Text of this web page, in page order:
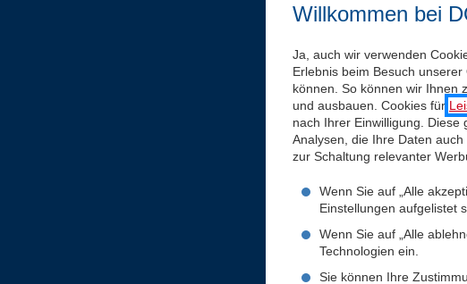
Willkommen bei
Ja, auch wir verwenden
Erlebnis beim Besuch
können. So können wir Ihnen
und ausbauen. Cookies für
nach Ihrer Einwilligung.
Analysen, die Ihre Daten
zur Schaltung relevanter
Wenn Sie auf „Alle
Einstellungen aufgelistet
Wenn Sie auf „Alle
Technologien ein.
Sie können Ihre